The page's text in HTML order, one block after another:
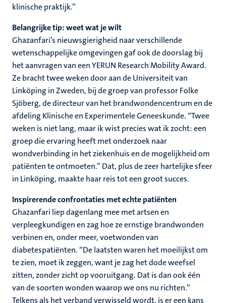
klinische praktijk.”
Belangrijke tip: weet wat je wilt
Ghazanfari’s nieuwsgierigheid naar verschillende
wetenschappelijke omgevingen gaf ook de doorslag bij
het aanvragen van een YERUN Research Mobility Award.
Ze bracht twee weken door aan de Universiteit van
Linköping in Zweden, bij de groep van professor Folke
Sjöberg, de directeur van het brandwondencentrum en de
afdeling Klinische en Experimentele Geneeskunde. “Twee
weken is niet lang, maar ik wist precies wat ik zocht: een
groep die ervaring heeft met onderzoek naar
wondverbinding in het ziekenhuis en de mogelijkheid om
patiënten te ontmoeten.” Dat, plus de zeer hartelijke sfeer
in Linköping, maakte haar reis tot een groot succes.
Inspirerende confrontaties met echte patiënten
Ghazanfari liep dagenlang mee met artsen en
verpleegkundigen en zag hoe ze ernstige brandwonden
verbinen en, onder meer, voetwonden van
diabetespatiënten. “De laatsten waren het moeilijkst om
te zien, moet ik zeggen, want je zag het dode weefsel
zitten, zonder zicht op vooruitgang. Dat is dan ook één
van de soorten wonden waarop we ons nu richten.”
Telkens als het verband verwisseld wordt, is er een kans